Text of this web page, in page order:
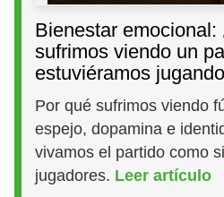
Bienestar emocional:
sufrimos viendo un
estuviéramos
Por qué sufrimos viendo
espejo, dopamina e
vivamos el partido como
jugadores. Leer artículo